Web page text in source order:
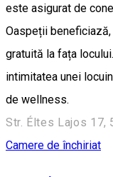
este asigurat de
Oaspeții
gratuită la fața
intimitatea unei
de wellness.
Str. Éltes Lajos 17,
Camere de închiriat